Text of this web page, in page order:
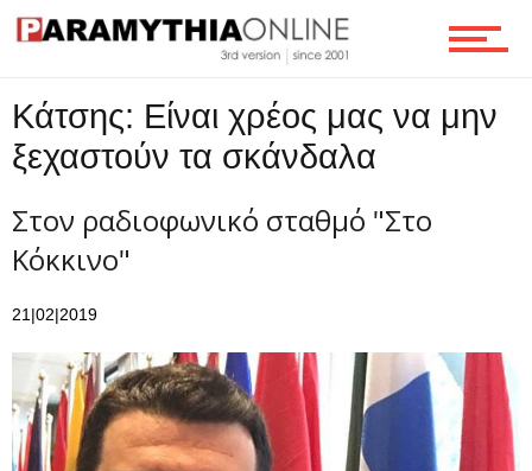
Ροή
Επικοινωνία
Κάτσης: Είναι χρέος μας να μην
ξεχαστούν τα σκάνδαλα
Στον ραδιοφωνικό σταθμό "Στο
Κόκκινο"
21|02|2019